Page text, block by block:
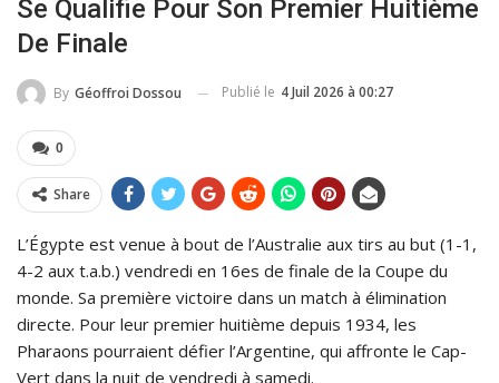
Se Qualifie Pour Son Premier Huitième
De Finale
By Géoffroi Dossou Publié le 4 Juil 2026 à 00:27
0
Share
L’Égypte est venue à bout de l’Australie aux tirs au but (1-1,
4-2 aux t.a.b.) vendredi en 16es de finale de la Coupe du
monde. Sa première victoire dans un match à élimination
directe. Pour leur premier huitième depuis 1934, les
Pharaons pourraient défier l’Argentine, qui affronte le Cap-
Vert dans la nuit de vendredi à samedi.